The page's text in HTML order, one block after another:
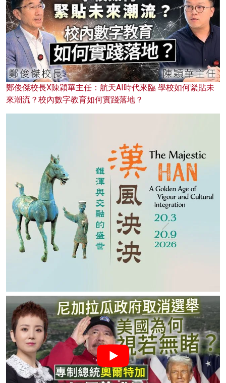
鄭俊傑校長X陳穎華主任：航天AI時代來臨 學校如何緊貼未
來潮流？校內數字教育如何實踐落地？